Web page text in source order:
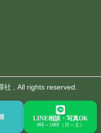
社 , All rights reserved.
LINE相談・写真OK
9時～18時（月～土）